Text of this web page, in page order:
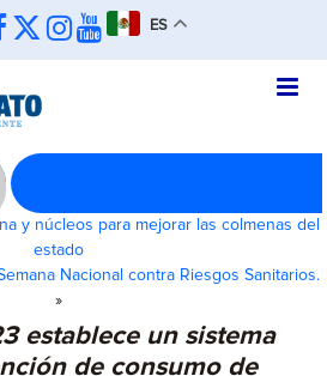
ES
y núcleos para mejorar las colmenas del
estado
Nacional contra Riesgos Sanitarios.
»
establece un sistema
de consumo de